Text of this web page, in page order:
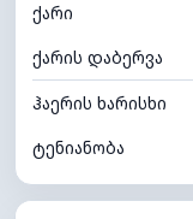
განათების ინდექსი
ღრუბლის სიმაღლე
ქარი
ქარის დაბერვა
ჰაერის ხარისხი
ტენიანობა